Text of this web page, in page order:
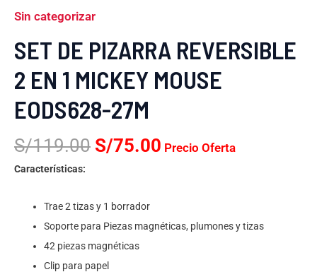
Sin categorizar
SET DE PIZARRA REVERSIBLE
2 EN 1 MICKEY MOUSE
EODS628-27M
S/119.00 S/75.00 Precio Oferta
Características:
Trae 2 tizas y 1 borrador
Soporte para Piezas magnéticas, plumones y tizas
42 piezas magnéticas
Clip para papel